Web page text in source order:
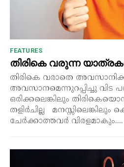
FEATURES
തിരികെ വരുന്ന
തിരികെ വരാതെ
അവസാനമെന്നുറപ്പിച്ചു വിട
ഒരിക്കലെങ്കിലും
തളിർചില്ല
ചേർക്കാത്തവർ വിരളമാകും....